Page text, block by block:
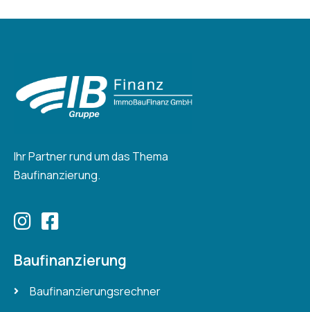
Ihr Partner rund um das Thema
Baufinanzierung.
Baufinanzierung
Baufinanzierungsrechner